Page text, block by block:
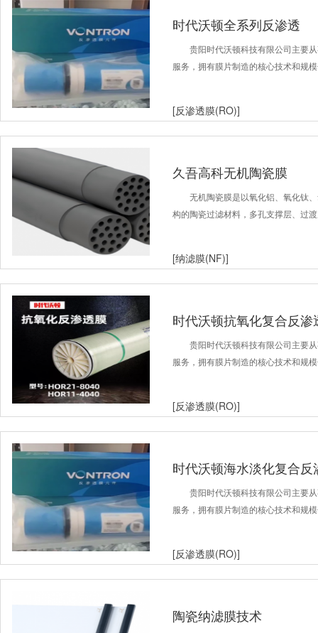
时代沃顿全系列反渗透
贵阳时代沃顿科技有限公司主要
服务，拥有膜片制造的核心技术和规
[反渗透膜(RO)]
久吾高科无机陶瓷膜
无机陶瓷膜是以氧化铝、氧化钛
构的陶瓷过滤材料，多孔支撑层、过
[纳滤膜(NF)]
时代沃顿抗氧化复合反
贵阳时代沃顿科技有限公司主要
服务，拥有膜片制造的核心技术和规
[反渗透膜(RO)]
时代沃顿海水淡化复合
贵阳时代沃顿科技有限公司主要
服务，拥有膜片制造的核心技术和规
[反渗透膜(RO)]
陶瓷纳滤膜技术